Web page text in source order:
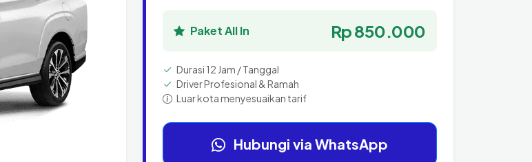
Paket All In Rp 850.000
Durasi 12 Jam / Tanggal
Driver Profesional & Ramah
Luar kota menyesuaikan tarif
Hubungi via WhatsApp